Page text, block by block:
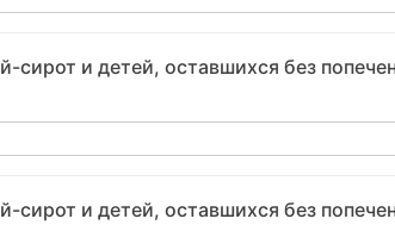
сирот и детей, оставшихся без
сирот и детей, оставшихся без